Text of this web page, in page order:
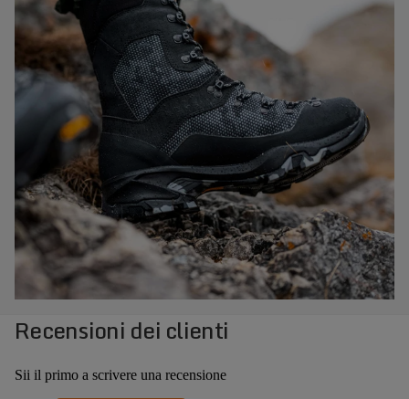
Recensioni dei clienti
Sii il primo a scrivere una recensione